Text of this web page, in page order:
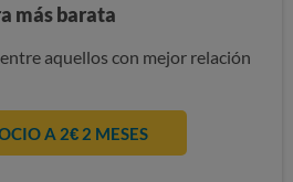
más barata
aquellos con mejor relación
A 2€ 2 MESES